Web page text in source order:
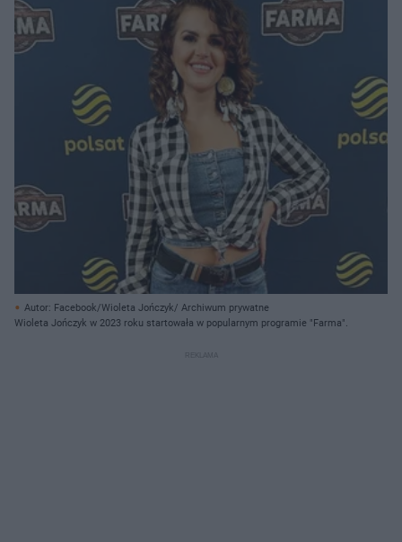
Autor: Facebook/Wioleta Jończyk/ Archiwum prywatne
Wioleta Jończyk w 2023 roku startowała w popularnym programie "Farma".